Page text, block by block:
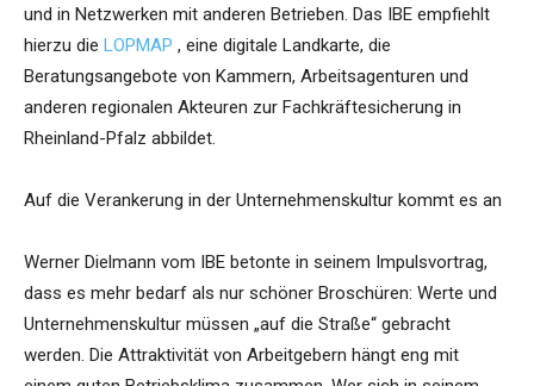
und in Netzwerken mit anderen Betrieben. Das IBE empfiehlt
hierzu die LOPMAP , eine digitale Landkarte, die
Beratungsangebote von Kammern, Arbeitsagenturen und
anderen regionalen Akteuren zur Fachkräftesicherung in
Rheinland-Pfalz abbildet.
Auf die Verankerung in der Unternehmenskultur kommt es an
Werner Dielmann vom IBE betonte in seinem Impulsvortrag,
dass es mehr bedarf als nur schöner Broschüren: Werte und
Unternehmenskultur müssen „auf die Straße“ gebracht
werden. Die Attraktivität von Arbeitgebern hängt eng mit